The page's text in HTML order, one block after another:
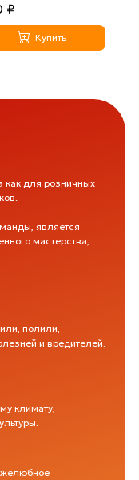
₽
Купить
как для розничных
является
мастерства,
полили,
и вредителей.
климату,